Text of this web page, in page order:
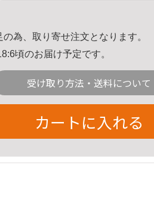
の為、取り寄せ注文となります。
頃のお届け予定です。
受け取り方法・送料について
カートに入れる